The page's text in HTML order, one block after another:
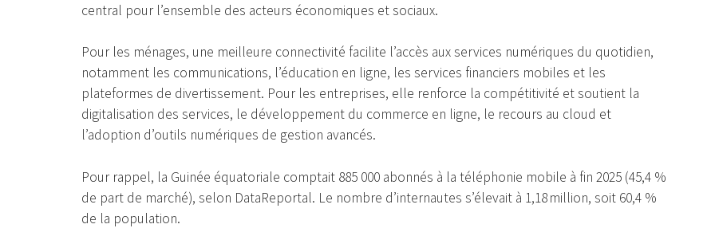
central pour l’ensemble des acteurs économiques et sociaux.
Pour les ménages, une meilleure connectivité facilite l’accès aux services numériques du quotidien,
notamment les communications, l’éducation en ligne, les services financiers mobiles et les
plateformes de divertissement. Pour les entreprises, elle renforce la compétitivité et soutient la
digitalisation des services, le développement du commerce en ligne, le recours au cloud et
l’adoption d’outils numériques de gestion avancés.
Pour rappel, la Guinée équatoriale comptait 885 000 abonnés à la téléphonie mobile à fin 2025 (45,4 %
de part de marché), selon DataReportal. Le nombre d’internautes s’élevait à 1,18 million, soit 60,4 %
de la population.